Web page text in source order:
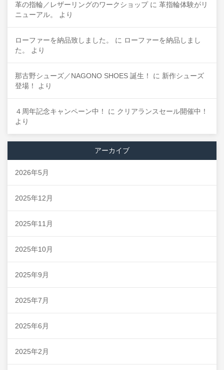
革の指輪／レザーリングのワークショップに 革指輪体験がリ
ニューアル。
より
ローファーを納品致しました。 に ローファーを納品しまし
た。
より
那古野シューズ／NAGONO SHOES 誕生！ に 新作シューズ
登場！
より
４周年記念キャンペーン中！ に クリアランスセール開催中！
より
アーカイブ
2026年5月
2025年12月
2025年11月
2025年10月
2025年9月
2025年7月
2025年6月
2025年2月